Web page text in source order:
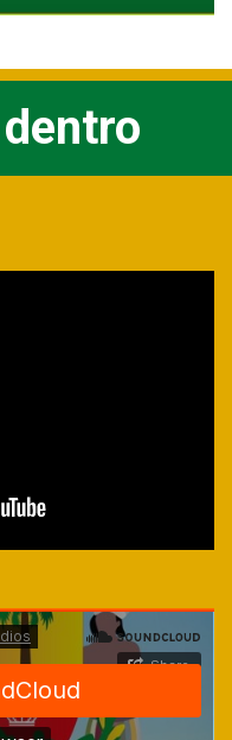
dentro